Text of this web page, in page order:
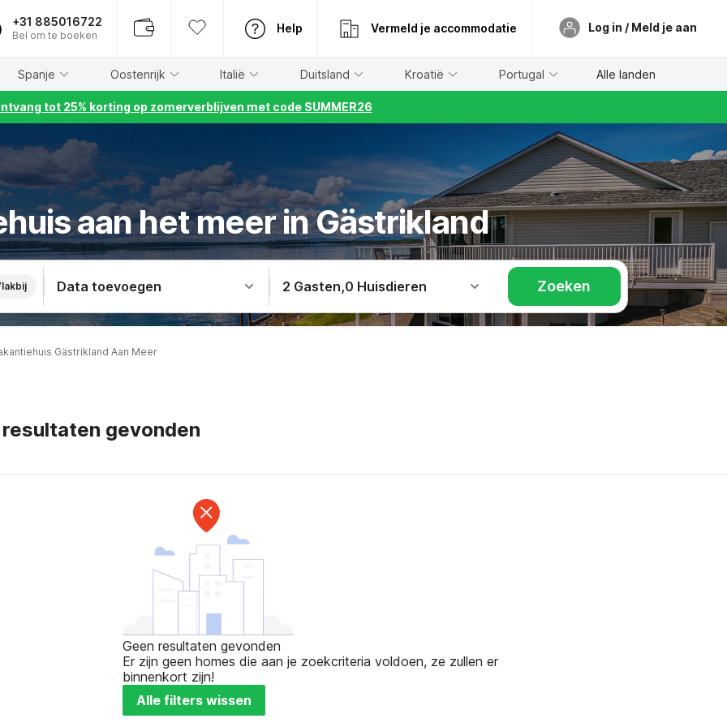
+31 885016722
Bel om te boeken
Help Vermeld je accommodatie Log in / Meld je aan
Spanje Oostenrijk Italië Duitsland Kroatië Portugal Alle landen
tot 25% korting op zomerverblijven met code SUMMER26
aan het meer in Gästrikland
Data toevoegen 2 Gasten,0 Huisdieren Zoeken
Gästrikland Aan Meer
resultaten gevonden
Geen resultaten gevonden
Er zijn geen homes die aan je zoekcriteria voldoen, ze zullen er
binnenkort zijn!
Alle filters wissen